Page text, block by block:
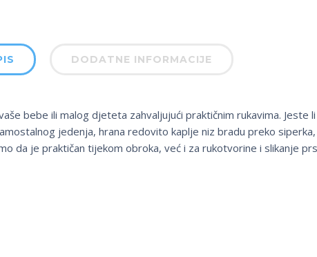
DODATNE INFORMACIJE
bebe ili malog djeteta zahvaljujući praktičnim rukavima. Jeste
jedenja, hrana redovito kaplje niz bradu preko
da je praktičan tijekom obroka, već i za rukotvorine i slikanje